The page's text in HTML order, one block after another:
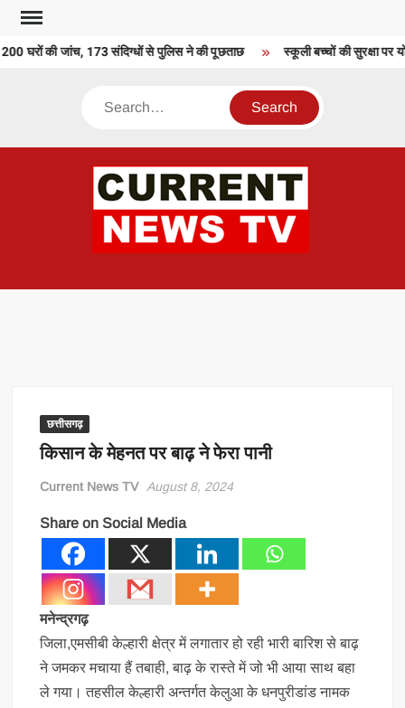
Skip
content
घरों की जांच, 173 संदिग्धों से पुलिस ने की पूछताछ स्कूली बच्चों की सुरक्षा पर
Search
छत्तीसगढ़
किसान के मेहनत पर बाढ़ ने फेरा पानी
Current News TV August 8, 2024
Share on Social Media
मनेन्द्रगढ़
जिला,एमसीबी केल्हारी क्षेत्र में लगातार हो रही भारी बारिश से बाढ़
ने जमकर मचाया हैं तबाही, बाढ़ के रास्ते में जो भी आया साथ बहा
ले गया। तहसील केल्हारी अन्तर्गत केलुआ के धनपुरीडांड नामक